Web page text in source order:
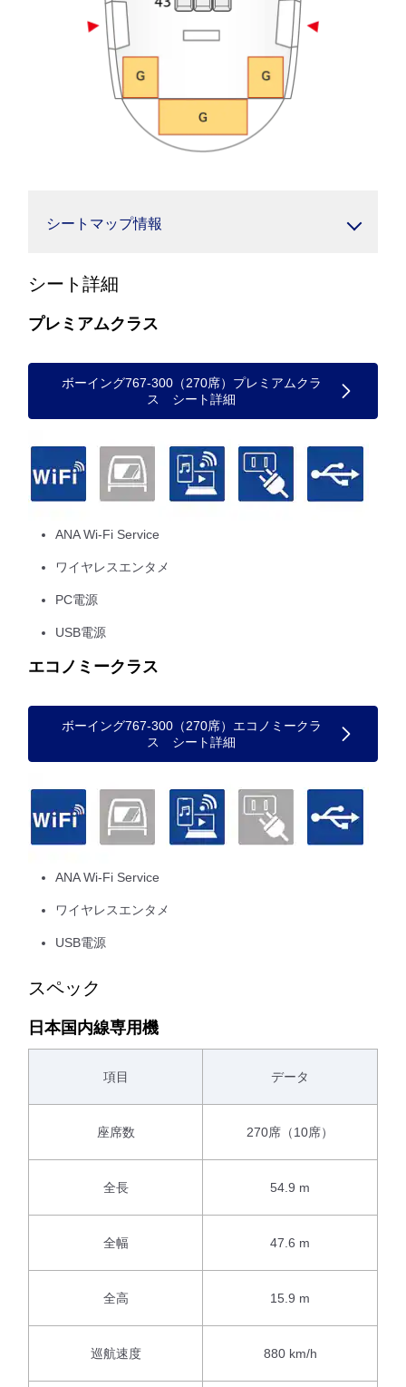
シートマップ情報
シート詳細
プレミアムクラス
ボーイング767-300（270席）プレミアムクラ
ス シート詳細
ANA Wi-Fi Service
ワイヤレスエンタメ
PC電源
USB電源
エコノミークラス
ボーイング767-300（270席）エコノミークラ
ス シート詳細
ANA Wi-Fi Service
ワイヤレスエンタメ
USB電源
スペック
日本国内線専用機
項目 データ
座席数 270席（10席）
全長 54.9 m
全幅 47.6 m
全高 15.9 m
巡航速度 880 km/h